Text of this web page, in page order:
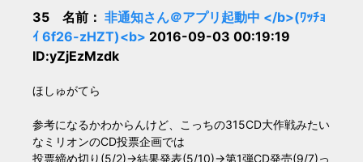
35 名前： 非通知さん＠アプリ起動中 </b>(ﾜｯﾁｮ
ｲ 6f26-zHZT)<b> 2016-09-03 00:19:19
ID:yZjEzMzdk
ほしゅがてら
参考になるかわからんけど、こっちの315CD大作戦みたい
なミリオンのCD投票企画では
投票締め切り(5/2)→結果発表(5/10)→第1弾CD発売(9/7)っ